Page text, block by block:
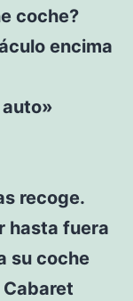
coche?
encima
recoge.
hasta fuera
su coche